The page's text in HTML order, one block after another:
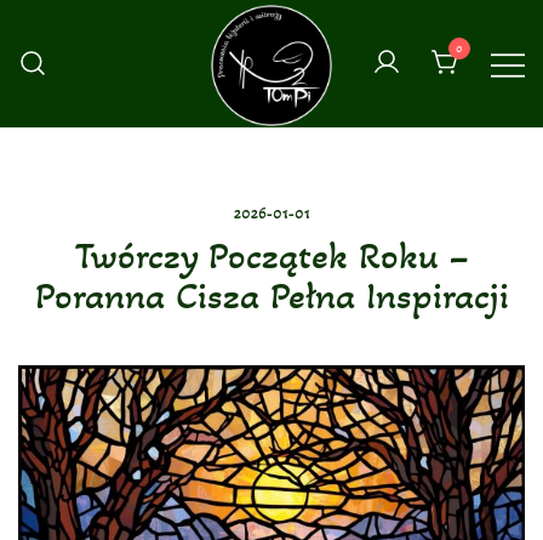
treści
0
2026-01-01
Twórczy Początek Roku –
Poranna Cisza Pełna Inspiracji